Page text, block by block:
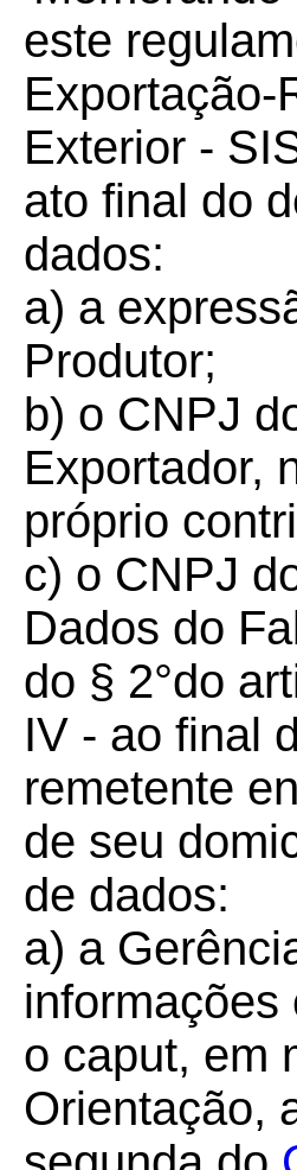
este
Exportação-
Exterior -
ato final do
dados:
a) a
Produtor;
b) o CNPJ
Exportador,
próprio
c) o CNPJ
Dados do
do § 2°do
IV - ao final
remetente
de seu
de dados:
a) a
informações
o caput, em
Orientação,